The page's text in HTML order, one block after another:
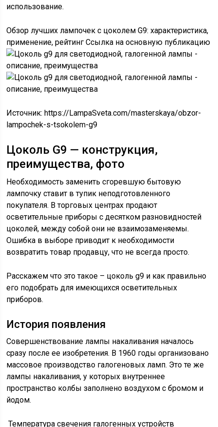
использование.
Обзор лучших лампочек с цоколем G9: характеристика,
применение, рейтинг Ссылка на основную публикацию
Источник:https://LampaSveta.com/masterskaya/obzor-
lampochek-s-tsokolem-g9
Цоколь G9 — конструкция,
преимущества, фото
Необходимость заменить сгоревшую бытовую
лампочку ставит в тупик неподготовленного
покупателя. В торговых центрах продают
осветительные приборы с десятком разновидностей
цоколей, между собой они не взаимозаменяемы.
Ошибка в выборе приводит к необходимости
возвратить товар продавцу, что не всегда просто.
Расскажем что это такое – цоколь g9 и как правильно
его подобрать для имеющихся осветительных
приборов.
История появления
Совершенствование лампы накаливания началось
сразу после ее изобретения. В 1960 годы организовано
массовое производство галогеновых ламп. Это те же
лампы накаливания, у которых внутреннее
пространство колбы заполнено воздухом с бромом и
йодом.
Температура свечения галогенных устройств